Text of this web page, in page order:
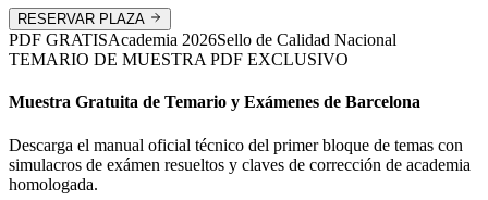
RESERVAR PLAZA
PDF GRATISAcademia 2026Sello de Calidad Nacional
TEMARIO DE MUESTRA PDF EXCLUSIVO
Muestra Gratuita de Temario y Exámenes de Barcelona
Descarga el manual oficial técnico del primer bloque de temas con
simulacros de exámen resueltos y claves de corrección de academia
homologada.